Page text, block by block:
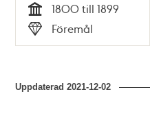
Tid
1800 till 1899
Typ
Föremål
Uppdaterad2021-12-02